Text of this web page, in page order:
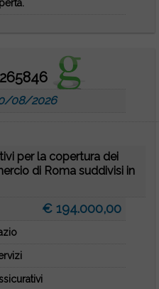
08/2026
per la copertura dei
di Roma suddivisi in
€ 194.000,00